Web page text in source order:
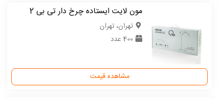
مون لایت ایستاده چرخ دار تی بی 2
تهران، تهران
400 عدد
مشاهده قیمت